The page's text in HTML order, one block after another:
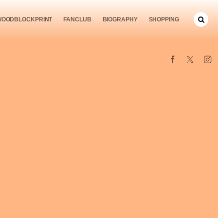
FANCLUB BIOGRAPHY SHOPPING